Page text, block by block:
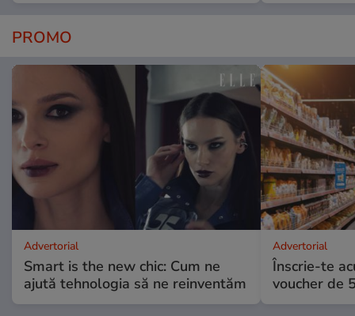
PROMO
Advertorial
Smart is the new chic: Cum ne
ajută tehnologia să ne reinventăm
Advertorial
Înscrie-te
voucher de